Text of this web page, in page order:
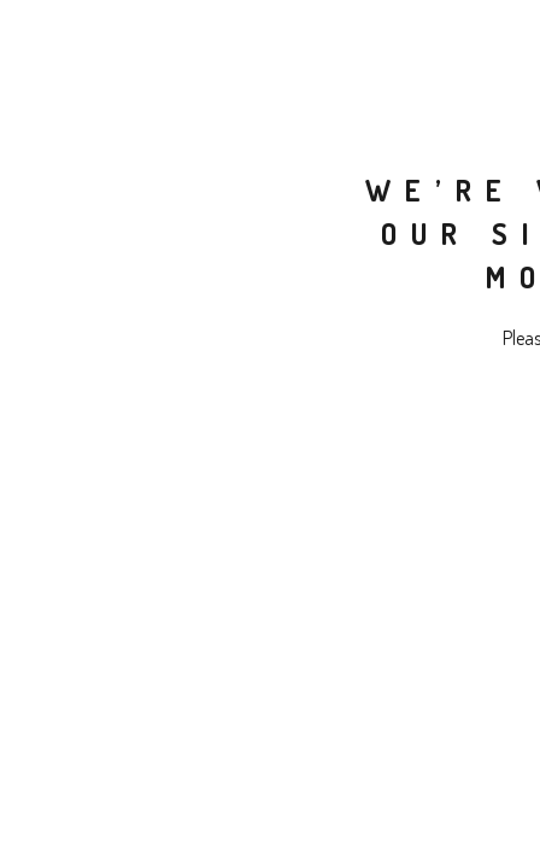
WE’RE
OUR